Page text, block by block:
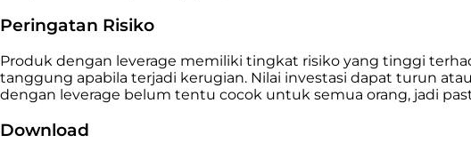
Peringatan Risiko
Produk dengan leverage memiliki tingkat risiko yang tinggi
tanggung apabila terjadi kerugian. Nilai investasi dapat turun
dengan leverage belum tentu cocok untuk semua orang, jadi
Download